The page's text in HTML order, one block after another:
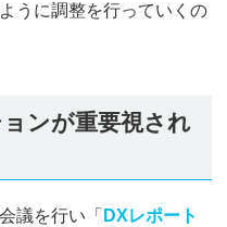
うに調整を行っていくの
ンが重要視され
議を行い「 DXレポート